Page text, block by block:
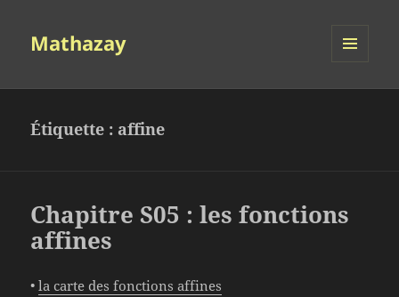
Mathazay
Étiquette : affine
Chapitre S05 : les fonctions
affines
•la carte des fonctions affines